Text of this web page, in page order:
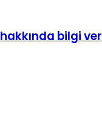
bilgi